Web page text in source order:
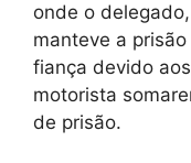
onde o
manteve a
fiança devido
motorista
de prisão.